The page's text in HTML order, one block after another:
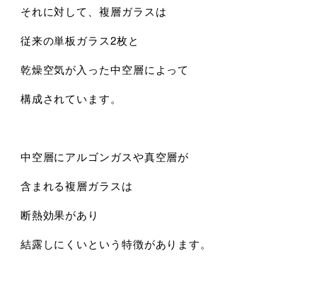
それに対して、複層ガラスは
従来の単板ガラス2枚と
乾燥空気が入った中空層によって
構成されています。
中空層にアルゴンガスや真空層が
含まれる複層ガラスは
断熱効果があり
結露しにくいという特徴があります。